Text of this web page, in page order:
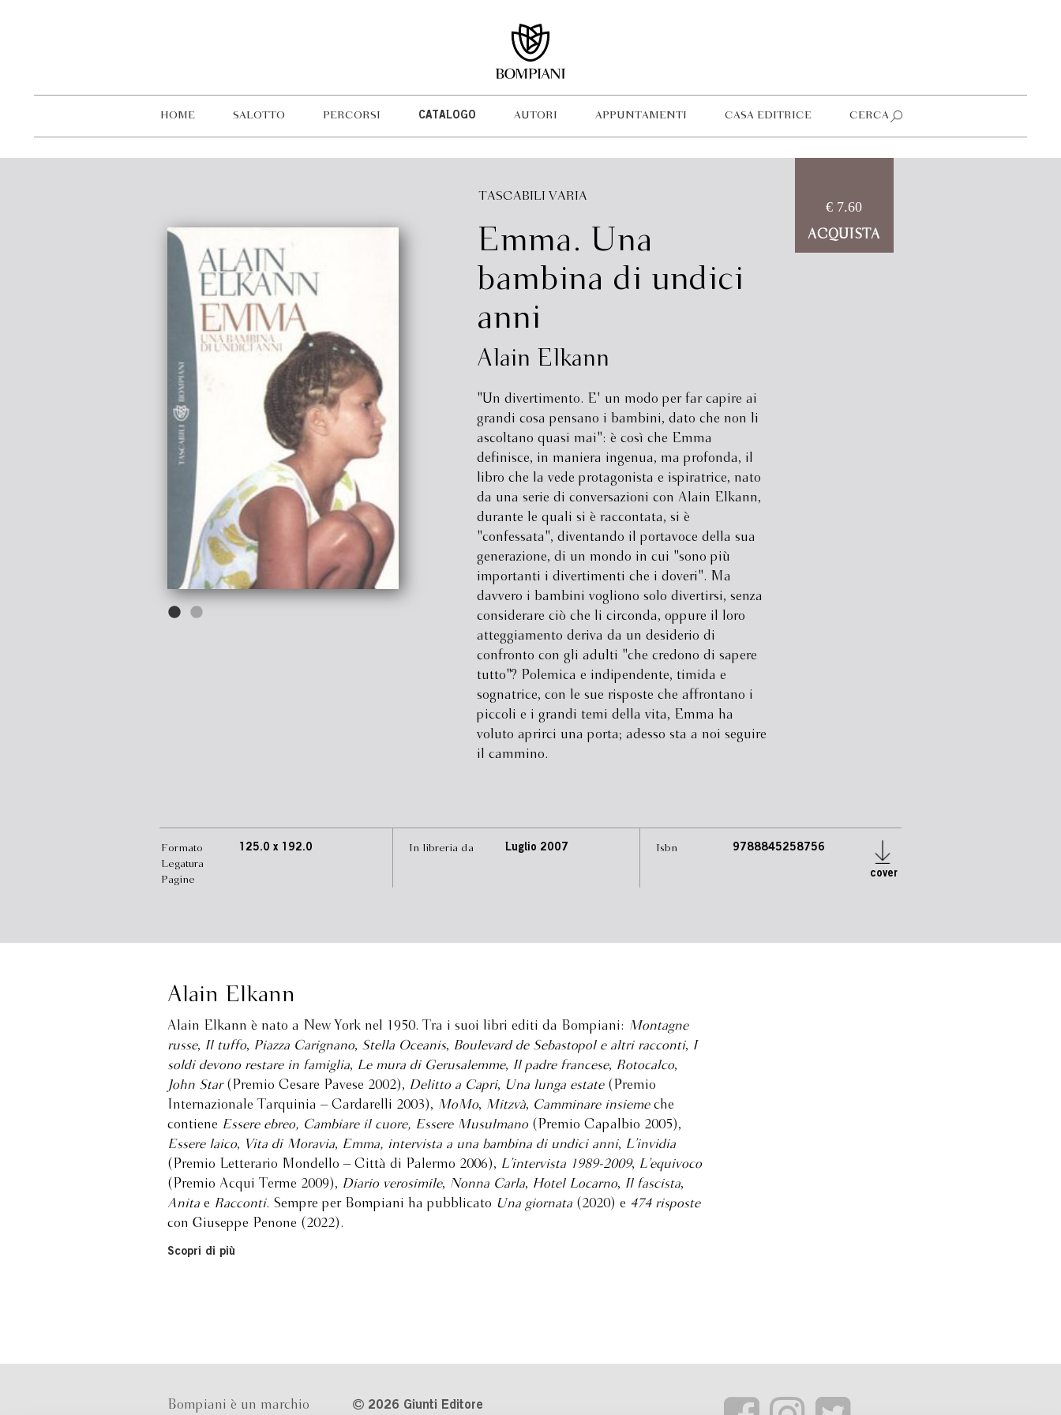
HOME SALOTTO PERCORSI CATALOGO AUTORI APPUNTAMENTI CASA EDITRICE CERCA
TASCABILI VARIA
Emma. Una
bambina di undici
anni
Alain Elkann
"Un divertimento. E' un modo per far capire ai
grandi cosa pensano i bambini, dato che non li
ascoltano quasi mai": è così che Emma
definisce, in maniera ingenua, ma profonda, il
libro che la vede protagonista e ispiratrice, nato
da una serie di conversazioni con Alain Elkann,
durante le quali si è raccontata, si è
"confessata", diventando il portavoce della sua
generazione, di un mondo in cui "sono più
importanti i divertimenti che i doveri". Ma
davvero i bambini vogliono solo divertirsi, senza
considerare ciò che li circonda, oppure il loro
atteggiamento deriva da un desiderio di
confronto con gli adulti "che credono di sapere
tutto"? Polemica e indipendente, timida e
sognatrice, con le sue risposte che affrontano i
piccoli e i grandi temi della vita, Emma ha
voluto aprirci una porta; adesso sta a noi seguire
il cammino.
€ 7.60
ACQUISTA
Formato
Legatura
Pagine
125.0 x 192.0 In libreria da Luglio 2007 Isbn 9788845258756
cover
Alain Elkann
Alain Elkann è nato a New York nel 1950. Tra i suoi libri editi da Bompiani: Montagne
russe, Il tuffo, Piazza Carignano, Stella Oceanis, Boulevard de Sebastopol e altri racconti, I
soldi devono restare in famiglia, Le mura di Gerusalemme, Il padre francese, Rotocalco,
John Star(Premio Cesare Pavese 2002), Delitto a Capri, Una lunga estate (Premio
Internazionale Tarquinia – Cardarelli 2003), MoMo, Mitzvà, Camminare insieme che
contiene Essere ebreo, Cambiare il cuore, Essere Musulmano (Premio Capalbio 2005),
Essere laico, Vita di Moravia, Emma, intervista a una bambina di undici anni, L’invidia
(Premio Letterario Mondello – Città di Palermo 2006), L’intervista 1989-2009, L’equivoco
(Premio Acqui Terme 2009), Diario verosimile, Nonna Carla, Hotel Locarno, Il fascista,
Anita e Racconti. Sempre per Bompiani ha pubblicato Una giornata (2020) e 474 risposte
con Giuseppe Penone (2022).
Scopri di più
Bompiani è un marchio 2026 Giunti Editore